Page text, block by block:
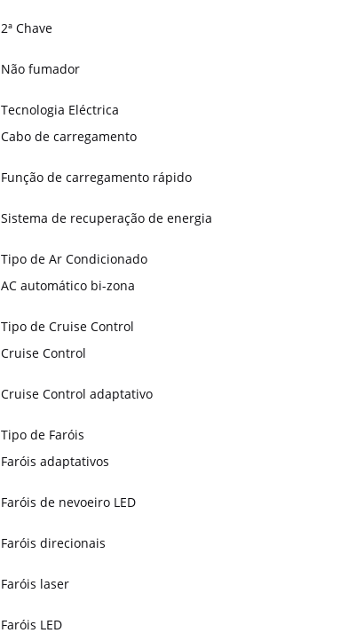
2ª Chave
Não fumador
Tecnologia Eléctrica
Cabo de carregamento
Função de carregamento rápido
Sistema de recuperação de energia
Tipo de Ar Condicionado
AC automático bi-zona
Tipo de Cruise Control
Cruise Control
Cruise Control adaptativo
Tipo de Faróis
Faróis adaptativos
Faróis de nevoeiro LED
Faróis direcionais
Faróis laser
Faróis LED